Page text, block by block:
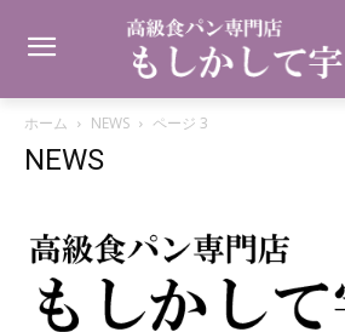
ホーム NEWS ページ 3
NEWS